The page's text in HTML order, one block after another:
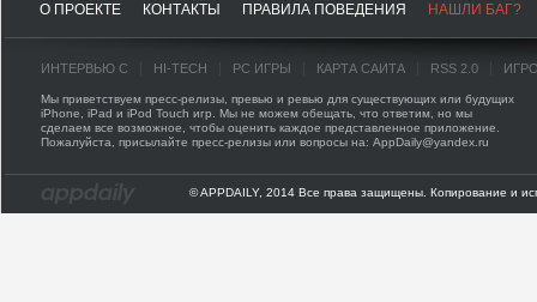
О ПРОЕКТЕ КОНТАКТЫ ПРАВИЛА ПОВЕДЕНИЯ НАШЛИ БАГ?
ИНТЕРВЬЮ С HI-TECH PC ИГРЫ КАРТА САЙТА RSS 2.0
Мы приветствуем пресс-релизы, превью и ревью для существующих или будущих
iPhone, iPad и iPod Touch игр. Мы не можем обещать, что ответим, но мы
сделаем все возможное, чтобы оценить каждое представленное приложение.
Пожалуйста, присылайте пресс-релизы или вопросы на: AppDaily@yandex.ru
© APPDAILY, 2014 Все права защищены. Копирование и